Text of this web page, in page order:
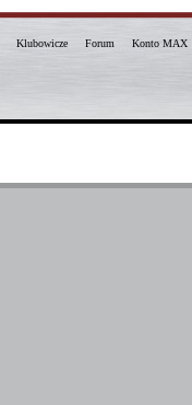
Klubowicze Forum
Konto MAX